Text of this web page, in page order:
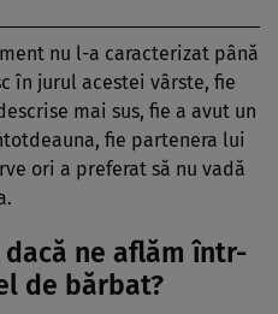
nu l-a caracterizat până
în jurul acestei vârste, fie
mai sus, fie a avut un
fie partenera lui
ori a preferat să nu vadă
dacă ne aflăm într-
de bărbat?